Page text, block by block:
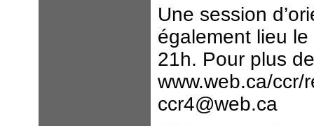
Une session
également lieu
21h. Pour plus
www.web.ca/ccr/
ccr4@web.ca